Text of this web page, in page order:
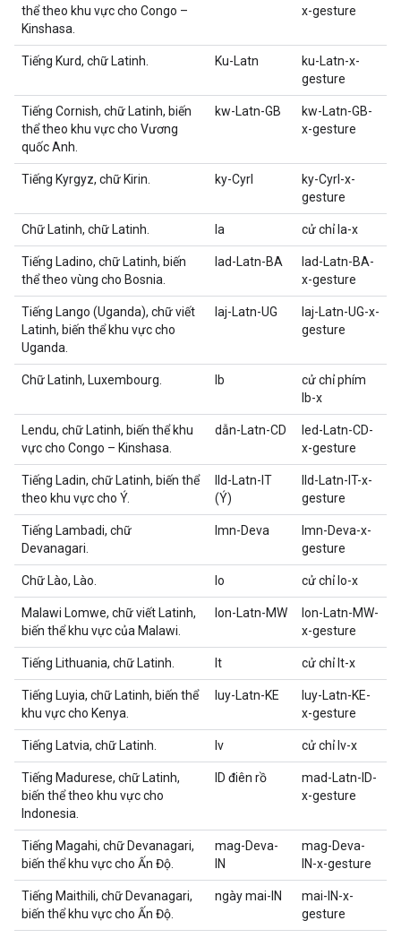
thể theo khu vực cho Congo –
Kinshasa.
x-gesture
Tiếng Kurd, chữ Latinh. Ku-Latn
ku-Latn-x-
gesture
Tiếng Cornish, chữ Latinh, biến
thể theo khu vực cho Vương
quốc Anh.
kw-Latn-GB
kw-Latn-GB-
x-gesture
Tiếng Kyrgyz, chữ Kirin. ky-Cyrl
ky-Cyrl-x-
gesture
Chữ Latinh, chữ Latinh. la cử chỉ la-x
Tiếng Ladino, chữ Latinh, biến
thể theo vùng cho Bosnia.
lad-Latn-BA
lad-Latn-BA-
x-gesture
Tiếng Lango (Uganda), chữ viết
Latinh, biến thể khu vực cho
Uganda.
laj-Latn-UG
laj-Latn-UG-x-
gesture
Chữ Latinh, Luxembourg. lb
cử chỉ phím
lb-x
Lendu, chữ Latinh, biến thể khu
vực cho Congo – Kinshasa.
dẫn-Latn-CD
led-Latn-CD-
x-gesture
Tiếng Ladin, chữ Latinh, biến thể
theo khu vực cho Ý.
lld-Latn-IT
(Ý)
lld-Latn-IT-x-
gesture
Tiếng Lambadi, chữ
Devanagari.
lmn-Deva
lmn-Deva-x-
gesture
Chữ Lào, Lào. lo cử chỉ lo-x
Malawi Lomwe, chữ viết Latinh,
biến thể khu vực của Malawi.
lon-Latn-MW
lon-Latn-MW-
x-gesture
Tiếng Lithuania, chữ Latinh. lt cử chỉ lt-x
Tiếng Luyia, chữ Latinh, biến thể
khu vực cho Kenya.
luy-Latn-KE
luy-Latn-KE-
x-gesture
Tiếng Latvia, chữ Latinh. lv cử chỉ lv-x
Tiếng Madurese, chữ Latinh,
biến thể theo khu vực cho
Indonesia.
ID điên rồ
mad-Latn-ID-
x-gesture
Tiếng Magahi, chữ Devanagari,
biến thể khu vực cho Ấn Độ.
mag-Deva-
IN
mag-Deva-
IN-x-gesture
Tiếng Maithili, chữ Devanagari,
biến thể khu vực cho Ấn Độ.
ngày mai-IN
mai-IN-x-
gesture